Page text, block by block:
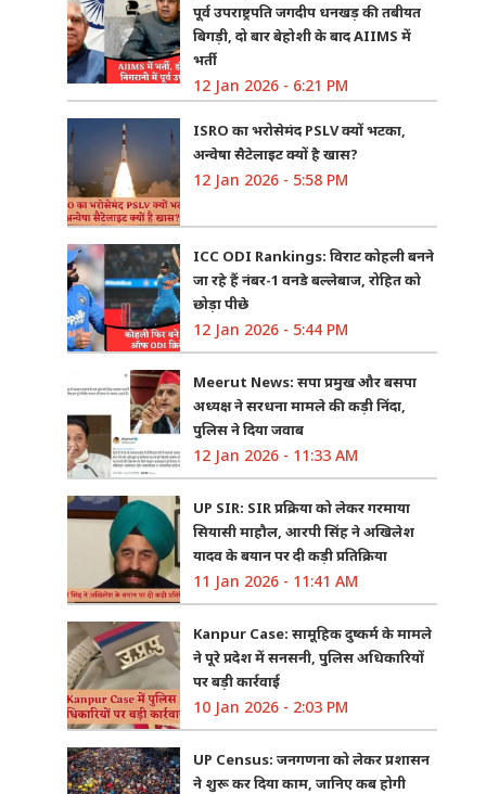
पूर्व उपराष्ट्रपति जगदीप धनखड़ की तबीयत
बिगड़ी, दो बार बेहोशी के बाद AIIMS में
भर्ती
12 Jan 2026 - 6:21 PM
ISRO का भरोसेमंद PSLV क्यों भटका,
अन्वेषा सैटेलाइट क्यों है खास?
12 Jan 2026 - 5:58 PM
ICC ODI Rankings: विराट कोहली बनने
जा रहे हैं नंबर-1 वनडे बल्लेबाज, रोहित को
छोड़ा पीछे
12 Jan 2026 - 5:44 PM
Meerut News: सपा प्रमुख और बसपा
अध्यक्ष ने सरधना मामले की कड़ी निंदा,
पुलिस ने दिया जवाब
12 Jan 2026 - 11:33 AM
UP SIR: SIR प्रक्रिया को लेकर गरमाया
सियासी माहौल, आरपी सिंह ने अखिलेश
यादव के बयान पर दी कड़ी प्रतिक्रिया
11 Jan 2026 - 11:41 AM
Kanpur Case: सामूहिक दुष्कर्म के मामले
ने पूरे प्रदेश में सनसनी, पुलिस अधिकारियों
पर बड़ी कार्रवाई
10 Jan 2026 - 2:03 PM
UP Census: जनगणना को लेकर प्रशासन
ने शुरू कर दिया काम, जानिए कब होगी